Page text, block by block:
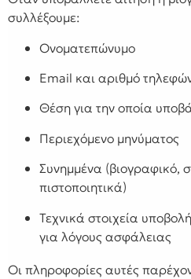
συλλέξουμε:
Ονοματεπώνυμο
Email και αριθμό
Θέση για την οποία
Περιεχόμενο μηνύματος
Συνημμένα (βιογραφικό,
πιστοποιητικά)
Τεχνικά στοιχεία
για λόγους ασφάλειας
Οι πληροφορίες αυτές